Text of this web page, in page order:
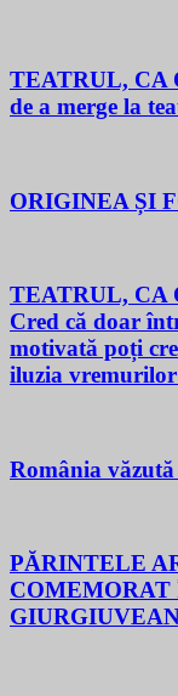
TEATRUL, CA
de a merge la
ORIGINEA ȘI
TEATRUL, CA
Cred că doar
motivată poți
iluzia vremurilor
România
PĂRINTELE